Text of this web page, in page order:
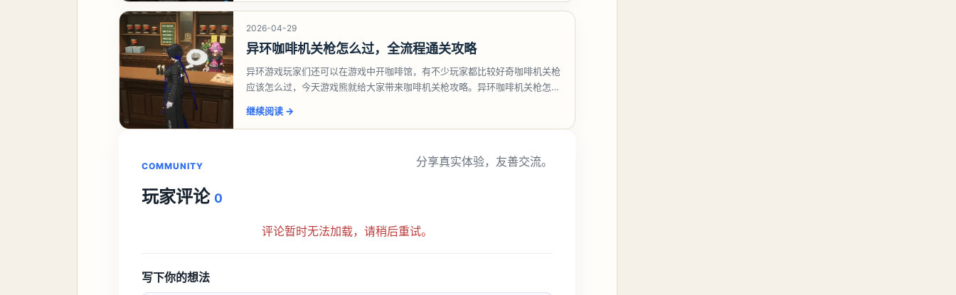
2026-04-29
异环咖啡机关枪怎么过，全流程通关攻略
异环游戏玩家们还可以在游戏中开咖啡馆，有不少玩家都比较好奇咖啡机关枪
应该怎么过，今天游戏熊就给大家带来咖啡机关枪攻略。异环咖啡机关枪怎么
继续阅读 →
COMMUNITY
玩家评论 0
分享真实体验，友善交流。
评论暂时无法加载，请稍后重试。
写下你的想法